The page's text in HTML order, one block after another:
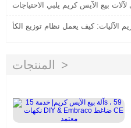
بيع الآيس كريم يلبي الاحتياجات
الآليات: كيف يعمل نظام توزيع الكأ
المنتجات